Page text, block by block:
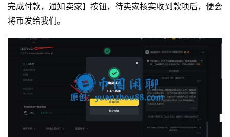
完成付款，通知卖家】按钮，待卖家核实收到款项后，便会
将币发给我们。